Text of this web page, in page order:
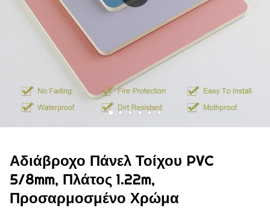
Αδιάβροχο Πάνελ Τοίχου PVC
5/8mm, Πλάτος 1.22m,
Προσαρμοσμένο Χρώμα